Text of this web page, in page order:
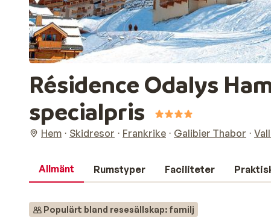
Résidence Odalys
specialpris
Hem Skidresor Frankrike Galibier Thabor
Allmänt Rumstyper Faciliteter
Populärt bland resesällskap: familj